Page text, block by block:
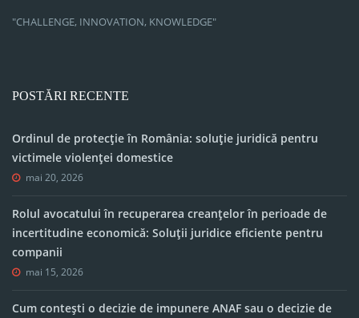
"CHALLENGE, INNOVATION, KNOWLEDGE"
POSTĂRI RECENTE
Ordinul de protecție în România: soluție juridică pentru
victimele violenței domestice
mai 20, 2026
Rolul avocatului în recuperarea creanțelor în perioade de
incertitudine economică: Soluții juridice eficiente pentru
companii
mai 15, 2026
Cum contești o decizie de impunere ANAF sau o decizie de